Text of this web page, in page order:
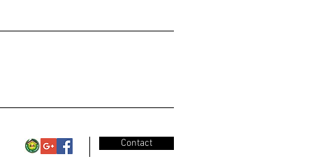
Contact